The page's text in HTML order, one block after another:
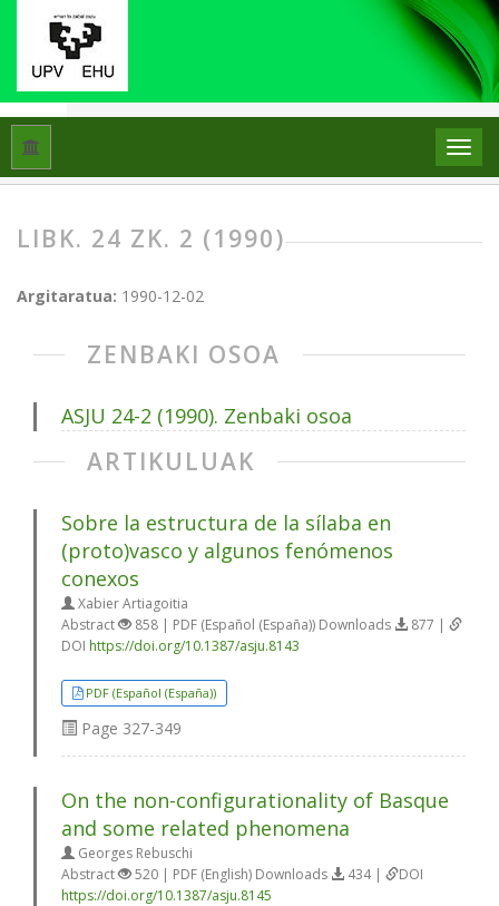
Hasiera
LIBK. 24 ZK. 2 (1990)
Argitaratua: 1990-12-02
ZENBAKI OSOA
ASJU 24-2 (1990). Zenbaki osoa
ARTIKULUAK
Sobre la estructura de la sílaba en
(proto)vasco y algunos fenómenos
conexos
Xabier Artiagoitia
Abstract
858 | PDF (Español (España)) Downloads
877 |
DOI https://doi.org/10.1387/asju.8143
PDF (Español (España))
Page 327-349
On the non-configurationality of Basque
and some related phenomena
Georges Rebuschi
Abstract
520 | PDF (English) Downloads 434 |
DOI
https://doi.org/10.1387/asju.8145